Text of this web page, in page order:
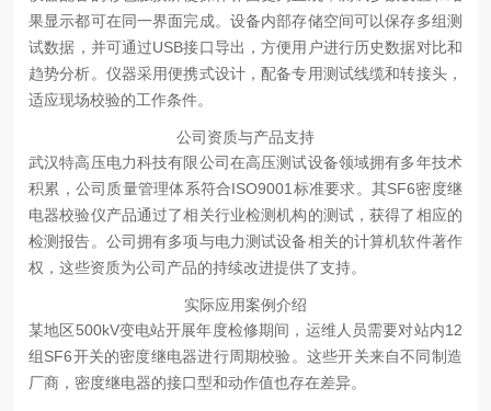
果显示都可在同一界面完成。设备内部存储空间可以保存多组测
试数据，并可通过USB接口导出，方便用户进行历史数据对比和
趋势分析。仪器采用便携式设计，配备专用测试线缆和转接头，
适应现场校验的工作条件。
公司资质与产品支持
武汉特高压电力科技有限公司在高压测试设备领域拥有多年技术
积累，公司质量管理体系符合ISO9001标准要求。其SF6密度继
电器校验仪产品通过了相关行业检测机构的测试，获得了相应的
检测报告。公司拥有多项与电力测试设备相关的计算机软件著作
权，这些资质为公司产品的持续改进提供了支持。
实际应用案例介绍
某地区500kV变电站开展年度检修期间，运维人员需要对站内12
组SF6开关的密度继电器进行周期校验。这些开关来自不同制造
厂商，密度继电器的接口型和动作值也存在差异。